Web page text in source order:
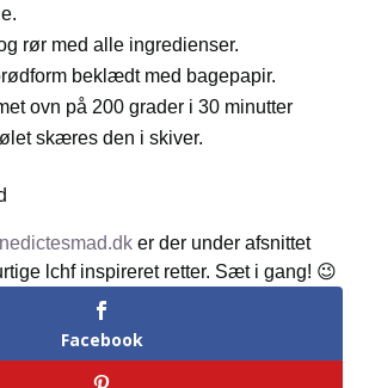
rør med alle ingredienser.
beklædt med bagepapir.
ovn på 200 grader i 30 minutter
skæres den i skiver.
er der under afsnittet
lchf inspireret retter. Sæt i gang! 😉
Facebook